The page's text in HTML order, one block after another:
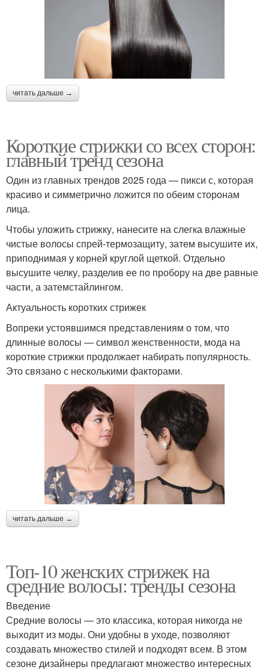
читать дальше →
Короткие стрижки со всех сторон:
главный тренд сезона
Один из главных трендов 2025 года — пикси с, которая
красиво и симметрично ложится по обеим сторонам
лица.
Чтобы уложить стрижку, нанесите на слегка влажные
чистые волосы спрей-термозащиту, затем высушите их,
приподнимая у корней круглой щеткой. Отдельно
высушите челку, разделив ее по пробору на две равные
части, а затемстайлингом.
Актуальность коротких стрижек
Вопреки устоявшимся представлениям о том, что
длинные волосы — символ женственности, мода на
короткие стрижки продолжает набирать популярность.
Это связано с несколькими факторами.
читать дальше →
Топ-10 женских стрижек на
средние волосы: тренды сезона
Введение
Средние волосы — это классика, которая никогда не
выходит из моды. Они удобны в уходе, позволяют
создавать множество стилей и подходят всем. В этом
сезоне дизайнеры предлагают множество интересных